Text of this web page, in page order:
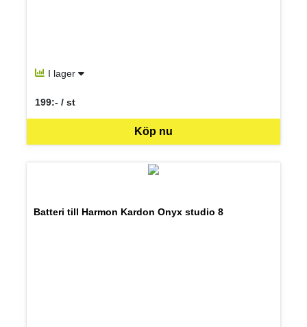
I lager
Köp nu
199:- / st
SEK per ST
Batteri till Harmon Kardon Onyx studio 8